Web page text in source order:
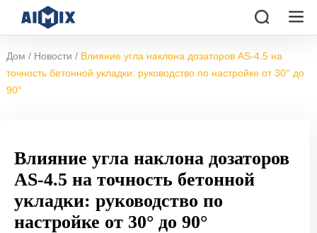
Дом / Новости / Влияние угла наклона дозаторов AS-4.5 на
точность бетонной укладки: руководство по настройке от 30° до
90°
Влияние угла наклона дозаторов
AS-4.5 на точность бетонной
укладки: руководство по
настройке от 30° до 90°